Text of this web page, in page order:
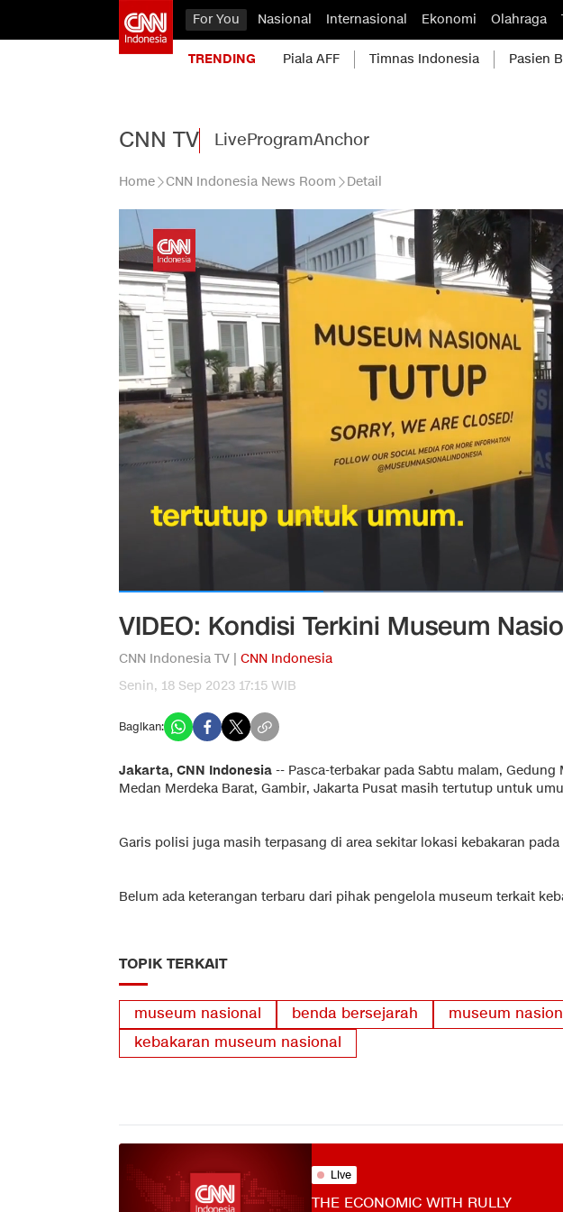
For You Nasional Internasional Ekonomi Olahraga
TRENDING Piala AFF Timnas Indonesia Pasien
CNN TV LiveProgramAnchor
Home CNN Indonesia News Room Detail
VIDEO: Kondisi Terkini Museum
CNN Indonesia TV | CNN Indonesia
Senin, 18 Sep 2023 17:15 WIB
Bagikan:
Jakarta, CNN Indonesia -- Pasca-terbakar pada Sabtu malam,
Medan Merdeka Barat, Gambir, Jakarta Pusat masih tertutup untuk
Garis polisi juga masih terpasang di area sekitar lokasi kebakaran pada
Belum ada keterangan terbaru dari pihak pengelola museum terkait
TOPIK TERKAIT
museum nasional benda bersejarah
museum
kebakaran museum nasional
Live
THE ECONOMIC WITH RULLY